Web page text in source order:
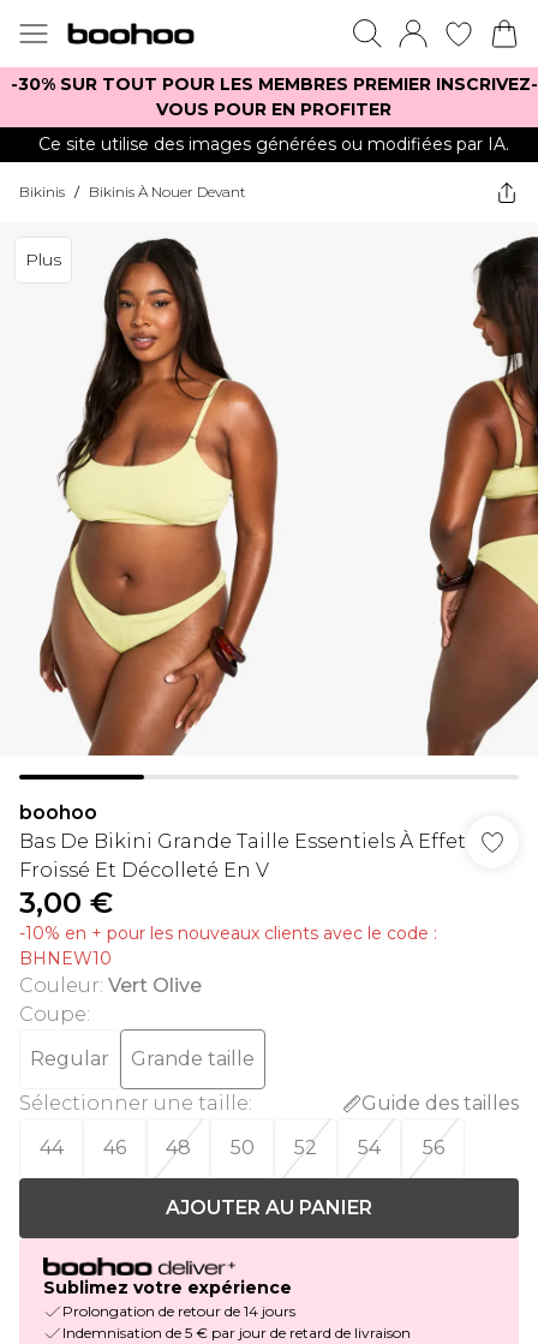
-30% SUR TOUT POUR LES MEMBRES PREMIER INSCRIVEZ-
VOUS POUR EN PROFITER
Ce site utilise des images générées ou modifiées par IA.
Bikinis / Bikinis À Nouer Devant
Plus
boohoo
Bas De Bikini Grande Taille Essentiels À Effet
Froissé Et Décolleté En V
3,00 €
-10% en + pour les nouveaux clients avec le code :
BHNEW10
Couleur: Vert Olive
Coupe:
Regular
Grande taille
Sélectionner une taille:
Guide des tailles
44
46 48 50 52 54 56
AJOUTER AU PANIER
Sublimez votre expérience
Prolongation de retour de 14 jours
Indemnisation de 5 € par jour de retard de livraison